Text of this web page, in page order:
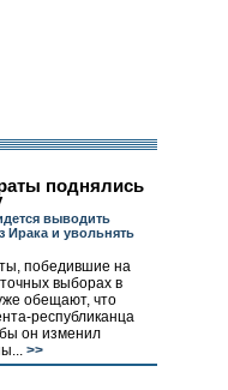
поднялись
выводить
Ирака и увольнять
победившие на
выборах в
обещают, что
республиканца
он изменил
>>